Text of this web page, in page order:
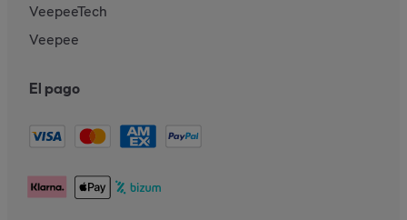
VeepeeTech
Veepee
El pago